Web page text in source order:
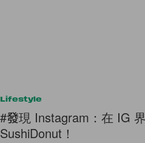
Lifestyle
#發現 Instagram：在 IG
SushiDonut！